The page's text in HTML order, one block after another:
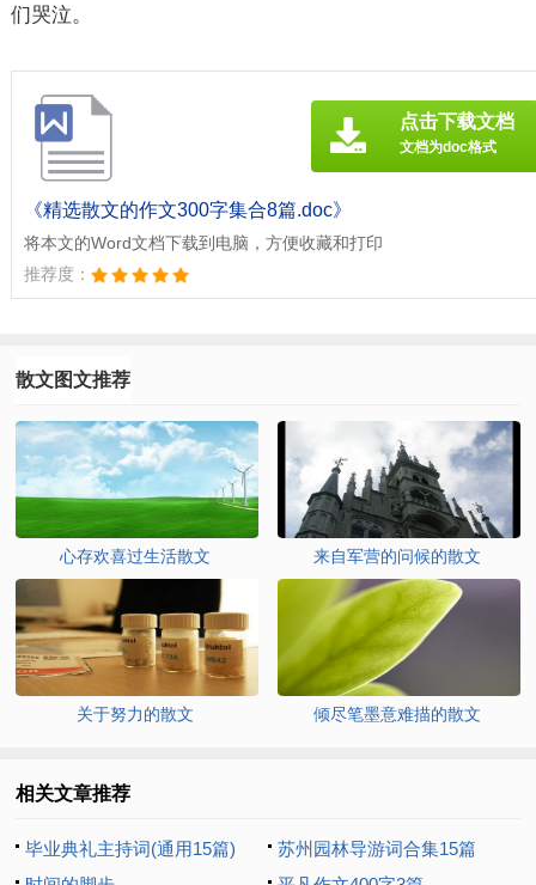
们哭泣。
《精选散文的作文300字集合8篇.doc》
将本文的Word文档下载到电脑，方便收藏和打印
推荐度：
点击下载文档
文档为doc格式
散文图文推荐
心存欢喜过生活散文 来自军营的问候的散文
关于努力的散文 倾尽笔墨意难描的散文
相关文章推荐
毕业典礼主持词(通用15篇)
苏州园林导游词合集15篇